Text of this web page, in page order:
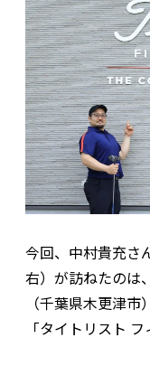
今回、中村貴充さ
右）が訪ねたのは
（千葉県木更津
「タイトリスト